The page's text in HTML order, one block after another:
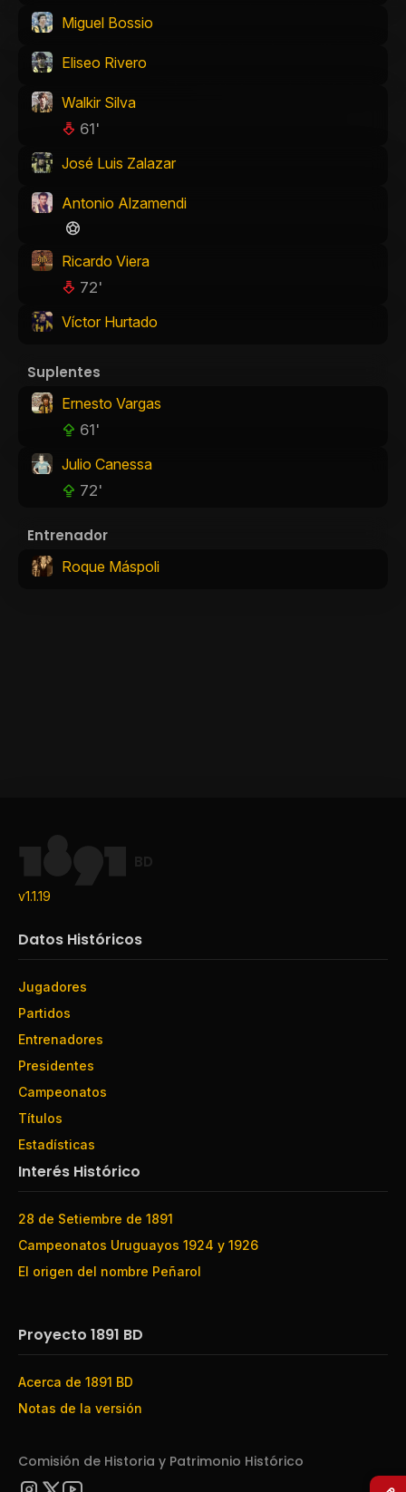
Miguel Bossio
Eliseo Rivero
Walkir Silva
61'
José Luis Zalazar
Antonio Alzamendi
Ricardo Viera
72'
Víctor Hurtado
Suplentes
Ernesto Vargas
61'
Julio Canessa
72'
Entrenador
Roque Máspoli
BD
v1.1.19
Datos Históricos
Jugadores
Partidos
Entrenadores
Presidentes
Campeonatos
Títulos
Estadísticas
Interés Histórico
28 de Setiembre de 1891
Campeonatos Uruguayos 1924 y 1926
El origen del nombre Peñarol
Proyecto 1891 BD
Acerca de 1891 BD
Notas de la versión
Comisión de Historia y Patrimonio Histórico